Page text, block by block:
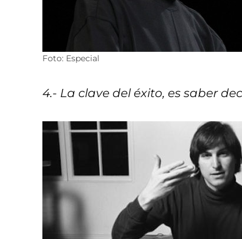
Foto: Especial
4.- La clave del éxito, es saber